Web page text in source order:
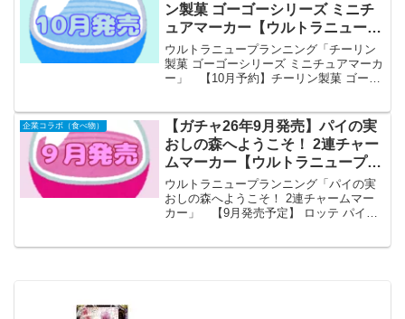
ン製菓 ゴーゴーシリーズ ミニチ
ュアマーカー【ウルトラニュープ
ランニング】
ウルトラニュープランニング「チーリン
製菓 ゴーゴーシリーズ ミニチュアマーカ
ー」 【10月予約】チーリン製菓 ゴーゴ
ーリン製菓 ゴーゴーシリーズ ミニチュア
マー...
企業コラボ（食べ物）
【ガチャ26年9月発売】パイの実
おしの森へようこそ！ 2連チャー
ムマーカー【ウルトラニュープラ
ンニング】
ウルトラニュープランニング「パイの実
おしの森へようこそ！ 2連チャームマー
カー」 【9月発売予定】 ロッテ パイの